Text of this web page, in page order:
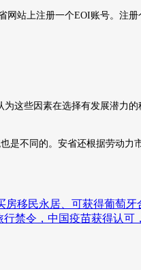
网站上注册一个EOI账号。注册
为这些因素在选择有发展潜力
是不同的。安省还根据劳动力
房移民永居、可获得葡萄牙
行禁令，中国疫苗获得认